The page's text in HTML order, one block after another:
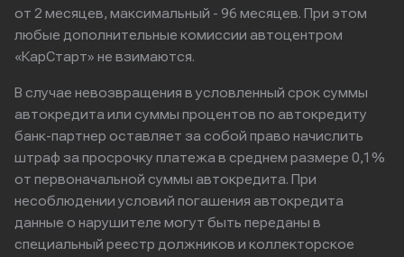
от 2 месяцев, максимальный - 96 месяцев. При этом
любые дополнительные комиссии автоцентром
«КарСтарт» не взимаются.
В случае невозвращения в условленный срок суммы
автокредита или суммы процентов по автокредиту
банк-партнер оставляет за собой право начислить
штраф за просрочку платежа в среднем размере 0,1%
от первоначальной суммы автокредита. При
несоблюдении условий погашения автокредита
данные о нарушителе могут быть переданы в
специальный реестр должников и коллекторское